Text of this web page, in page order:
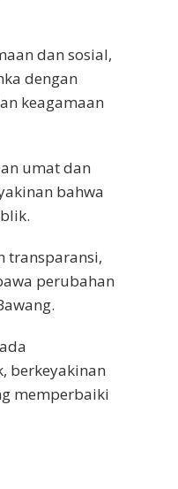
dan sosial,
dengan
keagamaan
umat dan
bahwa
transparansi,
perubahan
berkeyakinan
memperbaiki